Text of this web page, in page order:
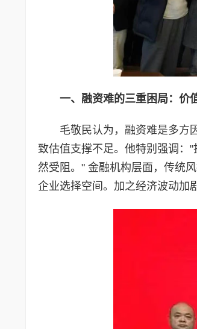
一、融资难的三重困局：价
毛敬民认为，融资难是多方
致估值支撑不足。他特别强调：
然受阻。" 金融机构层面，传统
企业选择空间。加之经济波动加